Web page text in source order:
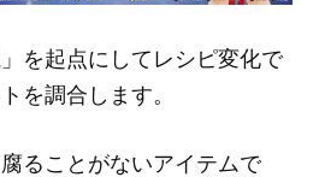
を起点にしてレシピ変化で
を調合します。
ることがないアイテムで